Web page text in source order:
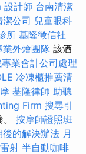
設計師 台南清潔
公司 兒童眼科
所 基隆徵信社
業外燴團隊 該酒
業會計公司處理
冷凍櫃推薦清
基隆律師 助聽
Firm 搜尋引
按摩師證照班
後的解決辦法 月
射 半自動咖啡